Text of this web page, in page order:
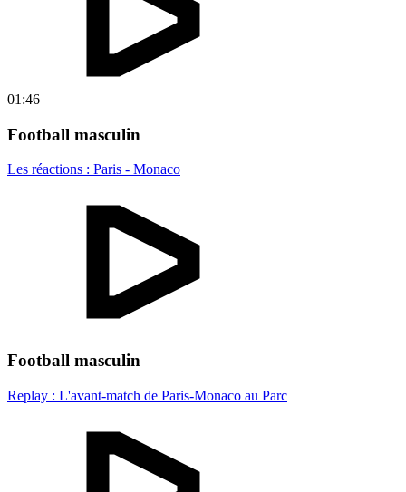
01:46
Football masculin
Les réactions : Paris - Monaco
Football masculin
Replay : L'avant-match de Paris-Monaco au Parc